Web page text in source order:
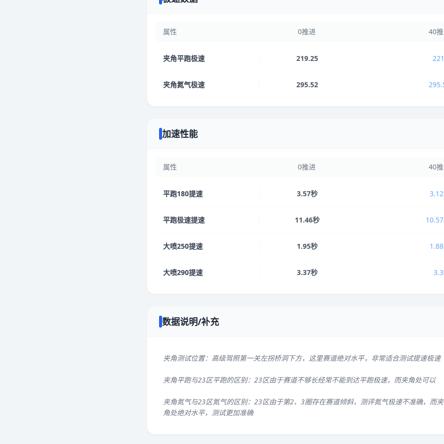
属性 0推进 40
夹角平跑极速 219.25
夹角氮气极速 295.52
加速性能
属性 0推进 40
平跑180提速 3.57秒
平跑极速提速 11.46秒
大喷250提速 1.95秒
大喷290提速 3.37秒
数据说明/补充
夹角测试位置：高级驾照第一关左拐桥洞下方，这里赛道绝对水平，非常适合测试提速极速
夹角平跑与23区平跑的区别：23区由于赛道不够长经常不能到达平跑极速，而夹角处可以
夹角氮气与23区氮气的区别：23区由于第2、3圈存在赛道倾斜，测评氮气极速不准确，而夹
角处绝对水平，测试更加准确